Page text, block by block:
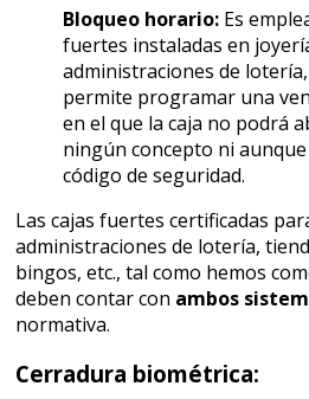
Bloqueo horario: Es
fuertes instaladas en
administraciones de
permite programar una
en el que la caja no podrá
ningún concepto ni
código de seguridad.
Las cajas fuertes certificadas
administraciones de lotería,
bingos, etc., tal como hemos
deben contar con ambos
normativa.
Cerradura biométrica: